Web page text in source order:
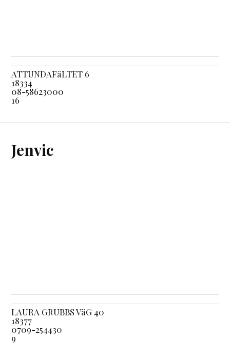
ATTUNDAFäLTET 6
18334
08-58623000
16
Jenvic
LAURA GRUBBS VäG 40
18377
0709-254430
9